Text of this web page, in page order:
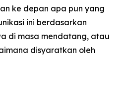
ke depan apa pun yang
ini berdasarkan
di masa mendatang, atau
disyaratkan oleh